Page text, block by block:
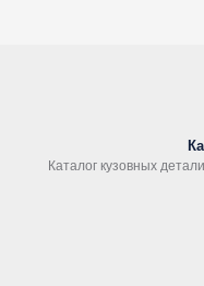
Каталог кузовных